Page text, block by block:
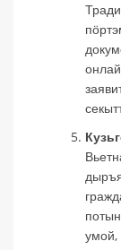
умой,